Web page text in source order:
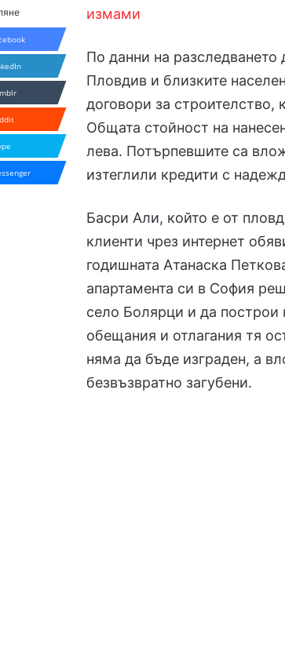
измами
По данни на
Пловдив и близките
договори за строителство,
Общата стойност на
лева. Потърпевшите са
изтеглили кредити с
Басри Али, който е от
клиенти чрез интернет
годишната Атанаска
апартамента си в София
село Болярци и да
обещания и отлагания тя
няма да бъде изграден, а
безвъзвратно загубени.